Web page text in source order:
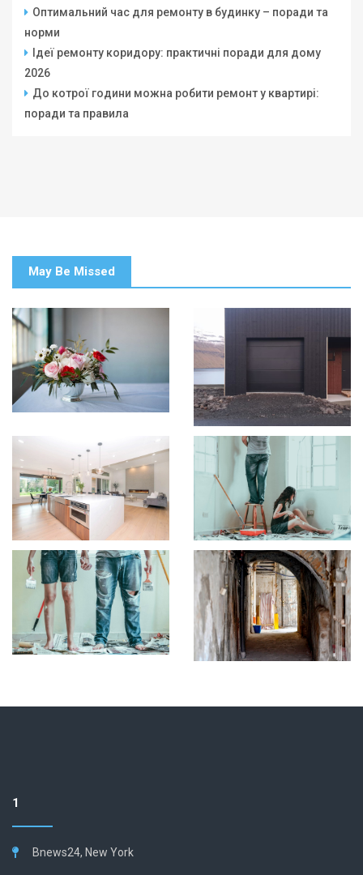
Оптимальний час для ремонту в будинку – поради та
норми
Ідеї ремонту коридору: практичні поради для дому
2026
До котрої години можна робити ремонт у квартирі:
поради та правила
May Be Missed
1
Bnews24, New York